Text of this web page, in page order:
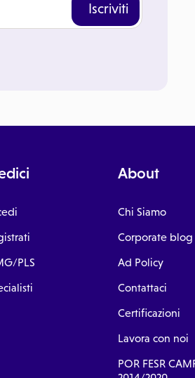
Iscriviti
PLS
About
Chi Siamo
Corporate blog
Ad Policy
Contattaci
Certificazioni
Lavora con noi
POR FESR